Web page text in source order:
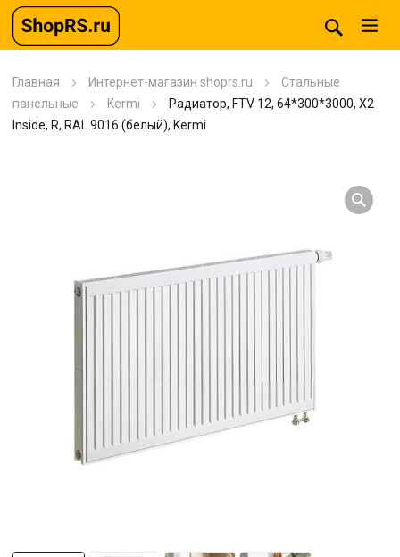
Главная Интернет-магазин shoprs.ru
Стальные
панельные
Kermi
Радиатор, FTV 12, 64*300*3000, X2
Inside, R, RAL 9016 (белый), Kermi